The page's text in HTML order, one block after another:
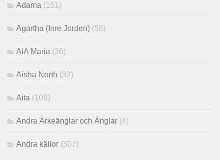
Adama (151)
Agartha (Inre Jorden) (58)
AiA Maria (36)
Aisha North (32)
Aita (109)
Andra Ärkeänglar och Änglar (4)
Andra källor (307)